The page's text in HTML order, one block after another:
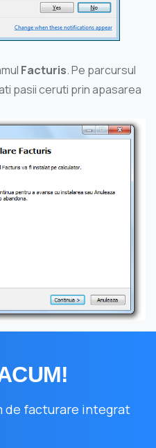
Facturis. Pe parcursul
pasii ceruti prin apasarea
de facturare integrat